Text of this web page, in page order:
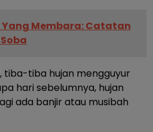
Yang Membara: Catatan
tiba-tiba hujan mengguyur
hari sebelumnya, hujan
ada banjir atau musibah